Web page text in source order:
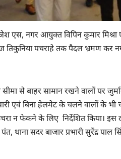
एस, नगर आयुक्त विपिन कुमार
तिकुनिया पचराहे तक पैदल भ्रमण कर
से बाहर सामान रखने वालों पर
एवं बिना हेलमेट के चलने वालों के भी
के लिए निर्देशित किया। इस
थाना सदर बाजार प्रभारी सुरेंद्र